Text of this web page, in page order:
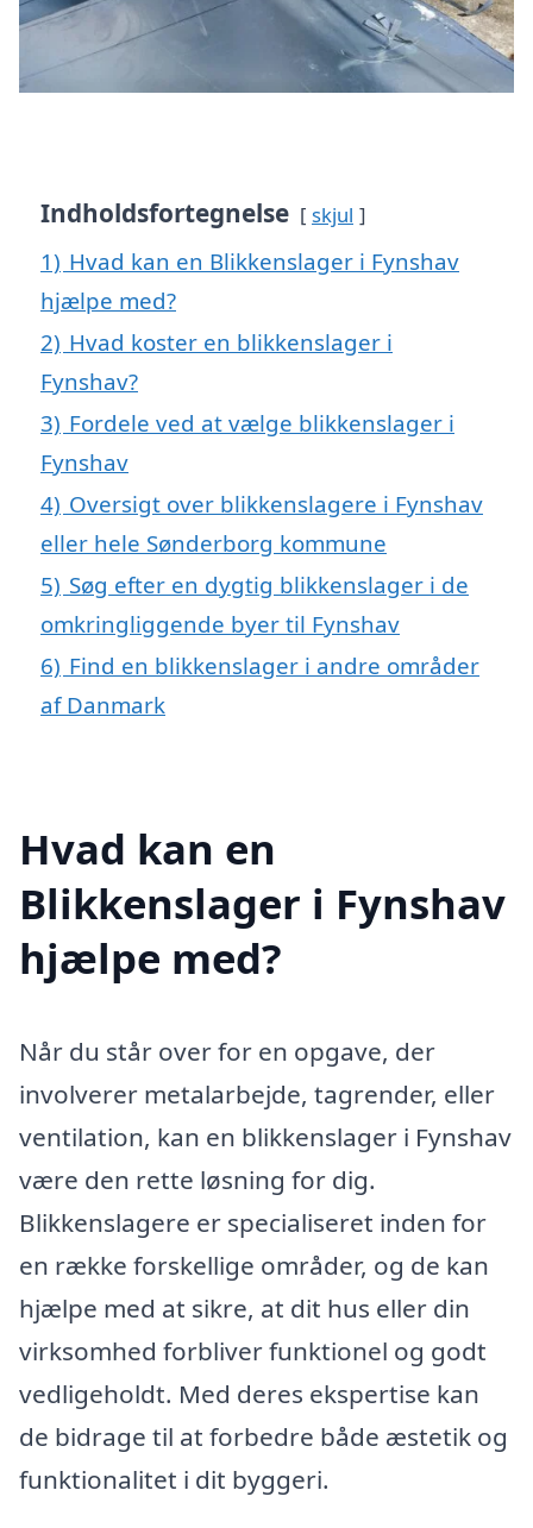
Indholdsfortegnelse skjul
1) Hvad kan en Blikkenslager i Fynshav
hjælpe med?
2) Hvad koster en blikkenslager i
Fynshav?
3) Fordele ved at vælge blikkenslager i
Fynshav
4) Oversigt over blikkenslagere i Fynshav
eller hele Sønderborg kommune
5) Søg efter en dygtig blikkenslager i de
omkringliggende byer til Fynshav
6) Find en blikkenslager i andre områder
af Danmark
Hvad kan en
Blikkenslager i Fynshav
hjælpe med?
Når du står over for en opgave, der
involverer metalarbejde, tagrender, eller
ventilation, kan en blikkenslager i Fynshav
være den rette løsning for dig.
Blikkenslagere er specialiseret inden for
en række forskellige områder, og de kan
hjælpe med at sikre, at dit hus eller din
virksomhed forbliver funktionel og godt
vedligeholdt. Med deres ekspertise kan
de bidrage til at forbedre både æstetik og
funktionalitet i dit byggeri.